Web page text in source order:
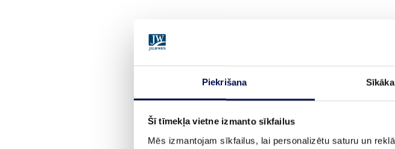
Piekrišana
Šī tīmekļa vietne izmanto sīkfailus
Mēs izmantojam sīkfailus, lai personalizētu saturu un